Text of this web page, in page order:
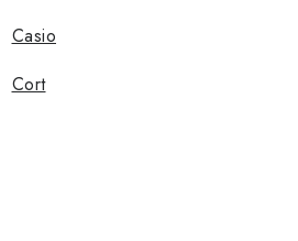
Casio
Cort